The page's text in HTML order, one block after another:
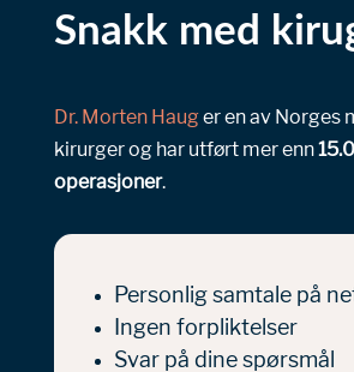
Snakk med
Dr. Morten Hauger en av Norges
kirurger og har utført mer enn
operasjoner.
Personlig samtale på
Ingen forpliktelser
Svar på dine spørsmål